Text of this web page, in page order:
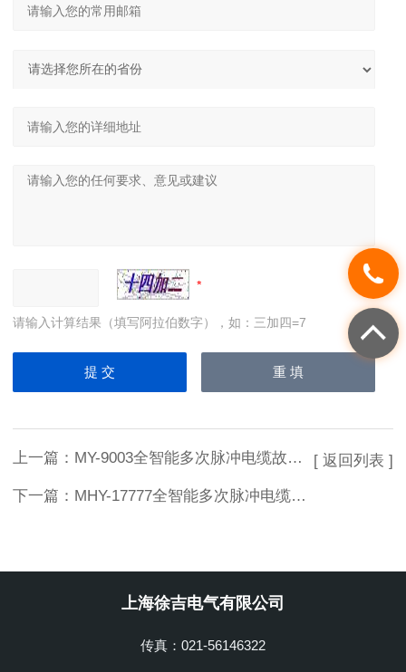
请输入计算结果（填写阿拉伯数字），如：三加四=7
上一篇： MY-9003全智能多次脉冲电缆故障测试仪
下一篇： MHY-17777全智能多次脉冲电缆故障测试仪
[ 返回列表 ]
上海徐吉电气有限公司
传真：021-56146322